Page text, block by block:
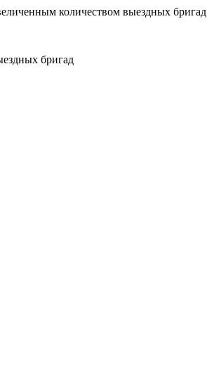
количеством выездных бригад
бригад